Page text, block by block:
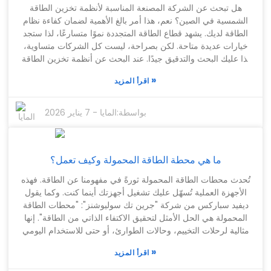
ويُساعدك على تجنّب إهدار المال على منتج لا يُناسب احتياجاتك.
عندما تُخصّص وقتاً لاستكشاف خياراتك، ستكون مُستعداً بشكلٍ
أفضل للعثور على البطاريات القابلة لإعادة الشحن المثالية لأيّ
استخدامٍ تُريدها فيه.
هل تبحث عن الشركة المصنعة المناسبة لأنظمة تخزين الطاقة
الشمسية في الصين؟ نعم، هذا أمر بالغ الأهمية لضمان كفاءة نظام
الطاقة لديك. يشهد قطاع الطاقة المتجددة نموًا متسارعًا، لذا ستجد
خيارات عديدة متاحة. لكن بصراحة، ليست كل الشركات متساوية،
لذا عليك البحث والتدقيق جيدًا. عند البحث عن أنظمة تخزين الطاقة
السهل جدًا أن تنخدع بالسعر، فقد تجد منتجًا مناسبًا لميزانيتك وتظن
أنه الخيار الأمثل! لكن لا تنسَ السؤال عن عمر البطاريات وسرعة
تدهورها مع مرور الوقت. أحيانًا، قد تكلفك الخيارات الأرخص أكثر
القرار الصحيح الآن يمكن أن يوفر عليك الصداع لاحقاً ويمكن أن
يحدث فرقاً كبيراً في مدى كفاءة نظام الطاقة الخاص بك - ومقدار
ما تنفقه على المدى الطويل.
»
بواسطة:المايا - 7 يناير 2026
ما هي محطة الطاقة المحمولة وكيف تعمل؟
تُحدث محطات الطاقة المحمولة ثورةً في مفهومنا عن الطاقة. فهذه
الأجهزة العملية تُسهّل عليك تشغيل أجهزتك أينما كنت. وكما يقول
ديفيد سباركس من شركة "جرين تك سوليوشنز": "محطات الطاقة
المحمولة هي الحل الأمثل لتحقيق الاكتفاء الذاتي من الطاقة". إنها
مثالية لرحلات التخييم، وحالات الطوارئ، أو حتى للاستخدام اليومي
والقوية الطاقة لتستخدمها لاحقًا. وتعتمد معظمها على بطاريات
»